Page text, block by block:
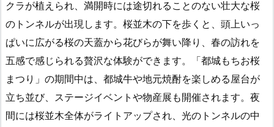
クラが植えられ、満開時には途切れることのない壮大な桜
のトンネルが出現します。桜並木の下を歩くと、頭上いっ
ぱいに広がる桜の天蓋から花びらが舞い降り、春の訪れを
五感で感じられる贅沢な体験ができます。「都城もちお桜
まつり」の期間中は、都城牛や地元焼酎を楽しめる屋台が
立ち並び、ステージイベントや物産展も開催されます。夜
間には桜並木全体がライトアップされ、光のトンネルの中